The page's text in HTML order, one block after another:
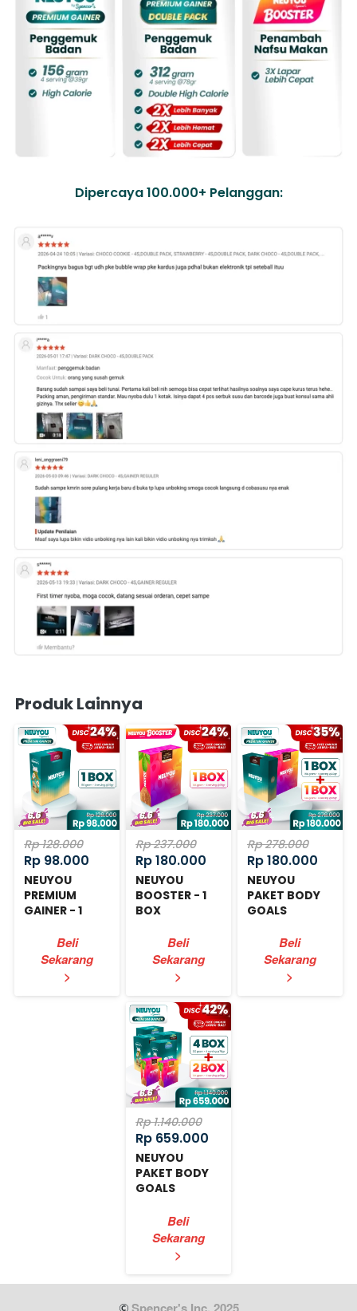
Dipercaya 100.000+ Pelanggan:
Produk Lainnya
Rp 128.000
Rp 98.000
NEUYOU
PREMIUM
GAINER - 1
`
Beli
Sekarang
>
Rp 237.000
Rp 180.000
NEUYOU
BOOSTER - 1
BOX
`
Beli
Sekarang
>
Rp 278.000
Rp 180.000
NEUYOU
PAKET BODY
GOALS
`
Beli
Sekarang
>
Rp 1.140.000
Rp 659.000
NEUYOU
PAKET BODY
GOALS
`
Beli
Sekarang
>